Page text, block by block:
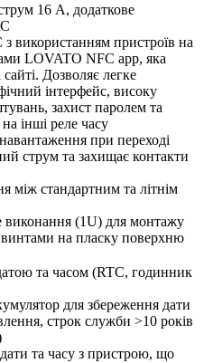
16 A, додаткове
використанням пристроїв на
LOVATO NFC app, яка
Дозволяє легке
інтерфейс, високу
захист паролем та
інші реле часу
при переході
струм та захищає контакти
між стандартним та літнім
(1U) для монтажу
на пласку поверхню
та часом (RTC, годинник
для збереження дати
строк служби >10 років
та часу з пристрою, що